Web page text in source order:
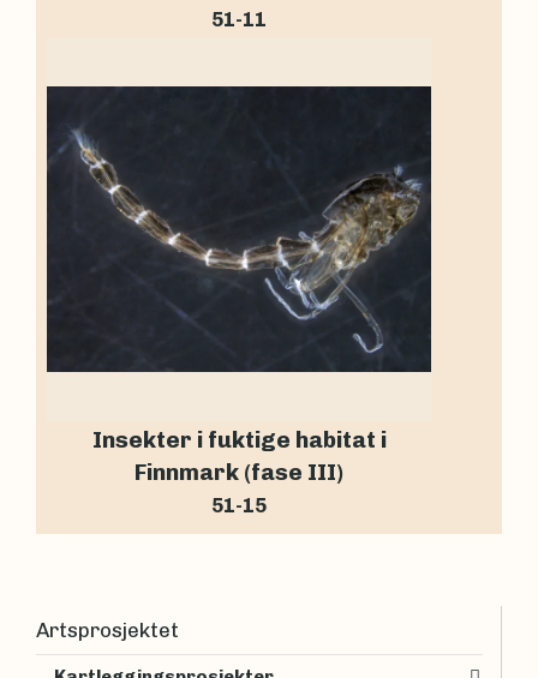
51-11
Insekter i fuktige habitat i
Finnmark (fase III)
51-15
Artsprosjektet